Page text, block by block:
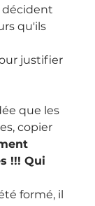
décident
qu'ils
justifier
que les
copier
!!! Qui
formé, il